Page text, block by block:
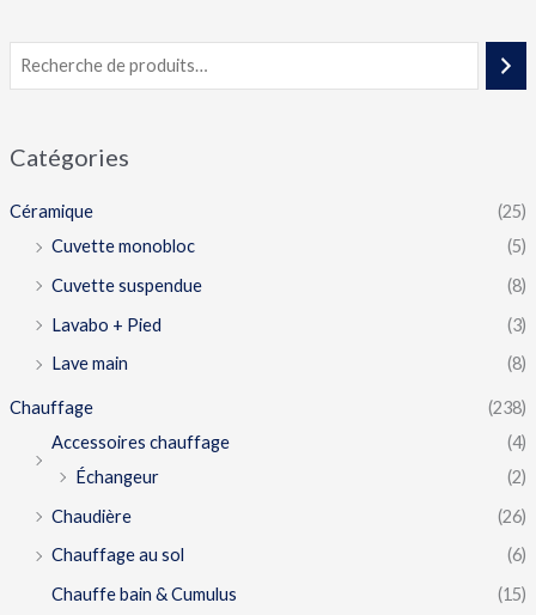
Catégories
Céramique
(25)
Cuvette monobloc
(5)
Cuvette suspendue
(8)
Lavabo + Pied
(3)
Lave main
(8)
Chauffage
(238)
Accessoires chauffage
(4)
Échangeur
(2)
Chaudière
(26)
Chauffage au sol
(6)
Chauffe bain & Cumulus
(15)